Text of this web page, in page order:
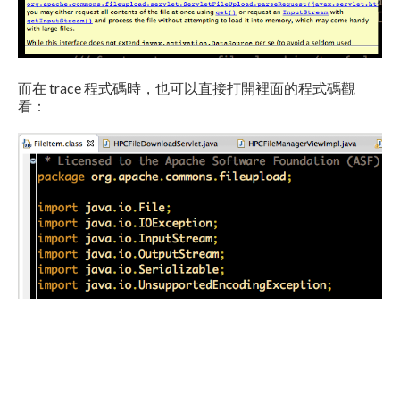
而在 trace 程式碼時，也可以直接打開裡面的程式碼觀
看：